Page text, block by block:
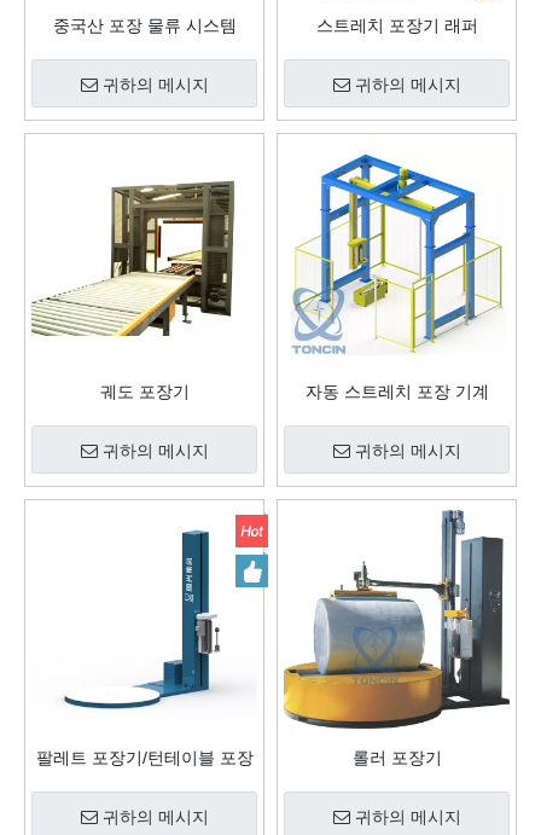
중국산 포장 물류 시스템
귀하의 메시지
스트레치 포장기 래퍼
귀하의 메시지
궤도 포장기
귀하의 메시지
자동 스트레치 포장 기계
귀하의 메시지
팔레트 포장기/턴테이블 포장
귀하의 메시지
롤러 포장기
귀하의 메시지